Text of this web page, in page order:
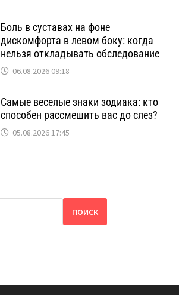
Боль в суставах на фоне
дискомфорта в левом боку: когда
нельзя откладывать обследование
06.08.2026 09:18
Самые веселые знаки зодиака: кто
способен рассмешить вас до слез?
05.08.2026 17:45
ПОИСК